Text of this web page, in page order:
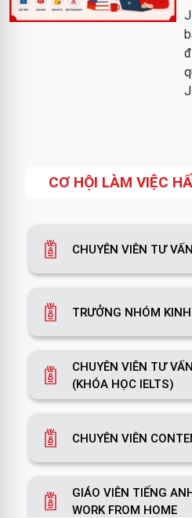
CƠ HỘI LÀM VIỆC
CHUYÊN VIÊN TƯ
TRƯỞNG NHÓM
CHUYÊN VIÊN TƯ
(KHÓA HỌC IELTS)
CHUYÊN VIÊN
GIÁO VIÊN TIẾNG
WORK FROM HOME